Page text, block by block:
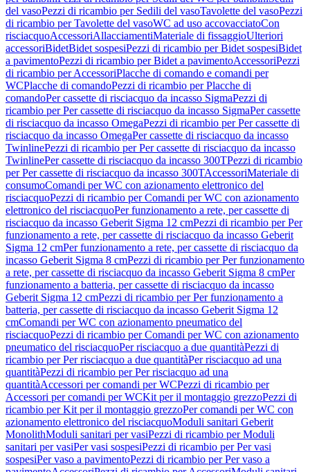
del vasoPezzi di ricambio per Sedili del vasoTavolette del vasoPezzi
di ricambio per Tavolette del vasoWC ad uso accovacciatoCon
risciacquoAccessoriAllacciamentiMateriale di fissaggioUlteriori
accessoriBidetBidet sospesiPezzi di ricambio per Bidet sospesiBidet
a pavimentoPezzi di ricambio per Bidet a pavimentoAccessoriPezzi
di ricambio per AccessoriPlacche di comando e comandi per
WCPlacche di comandoPezzi di ricambio per Placche di
comandoPer cassette di risciacquo da incasso SigmaPezzi di
ricambio per Per cassette di risciacquo da incasso SigmaPer cassette
di risciacquo da incasso OmegaPezzi di ricambio per Per cassette di
risciacquo da incasso OmegaPer cassette di risciacquo da incasso
TwinlinePezzi di ricambio per Per cassette di risciacquo da incasso
TwinlinePer cassette di risciacquo da incasso 300TPezzi di ricambio
per Per cassette di risciacquo da incasso 300TAccessoriMateriale di
consumoComandi per WC con azionamento elettronico del
risciacquoPezzi di ricambio per Comandi per WC con azionamento
elettronico del risciacquoPer funzionamento a rete, per cassette di
risciacquo da incasso Geberit Sigma 12 cmPezzi di ricambio per Per
funzionamento a rete, per cassette di risciacquo da incasso Geberit
Sigma 12 cmPer funzionamento a rete, per cassette di risciacquo da
incasso Geberit Sigma 8 cmPezzi di ricambio per Per funzionamento
a rete, per cassette di risciacquo da incasso Geberit Sigma 8 cmPer
funzionamento a batteria, per cassette di risciacquo da incasso
Geberit Sigma 12 cmPezzi di ricambio per Per funzionamento a
batteria, per cassette di risciacquo da incasso Geberit Sigma 12
cmComandi per WC con azionamento pneumatico del
risciacquoPezzi di ricambio per Comandi per WC con azionamento
pneumatico del risciacquoPer risciacquo a due quantitàPezzi di
ricambio per Per risciacquo a due quantitàPer risciacquo ad una
quantitàPezzi di ricambio per Per risciacquo ad una
quantitàAccessori per comandi per WCPezzi di ricambio per
Accessori per comandi per WCKit per il montaggio grezzoPezzi di
ricambio per Kit per il montaggio grezzoPer comandi per WC con
azionamento elettronico del risciacquoModuli sanitari Geberit
MonolithModuli sanitari per vasiPezzi di ricambio per Moduli
sanitari per vasiPer vasi sospesiPezzi di ricambio per Per vasi
sospesiPer vaso a pavimentoPezzi di ricambio per Per vaso a